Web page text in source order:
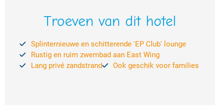
Troeven van dit hotel
Splinternieuwe en schitterende 'EP Club' lounge
Rustig en ruim zwembad aan East Wing
Lang privé zandstrand
Ook geschik voor families